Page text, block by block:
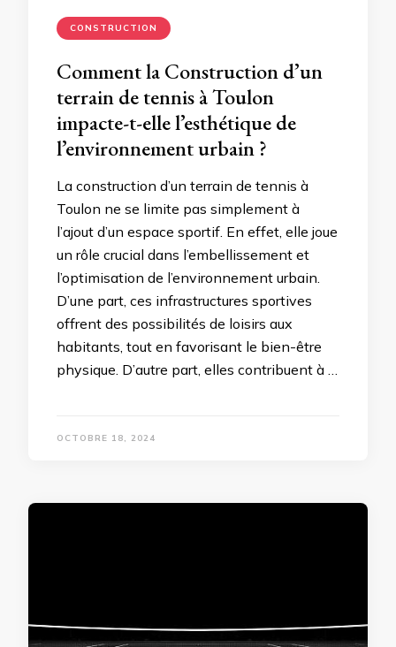
CONSTRUCTION
Comment la Construction d’un
terrain de tennis à Toulon
impacte-t-elle l’esthétique de
l’environnement urbain ?
La construction d’un terrain de tennis à
Toulon ne se limite pas simplement à
l’ajout d’un espace sportif. En effet, elle joue
un rôle crucial dans l’embellissement et
l’optimisation de l’environnement urbain.
D’une part, ces infrastructures sportives
offrent des possibilités de loisirs aux
habitants, tout en favorisant le bien-être
physique. D’autre part, elles contribuent à …
OCTOBRE 18, 2024